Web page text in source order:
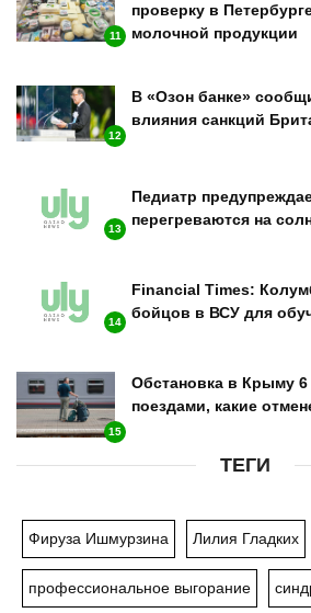
11
проверку в
молочной продукции
12
В «Озон банке»
влияния санкций
13
Педиатр
перегреваются на
14
Financial Times:
бойцов в ВСУ для
15
Обстановка в Крыму 6
поездами, какие
ТЕГИ
Фируза Ишмурзина Лилия Гладких
профессиональное выгорание